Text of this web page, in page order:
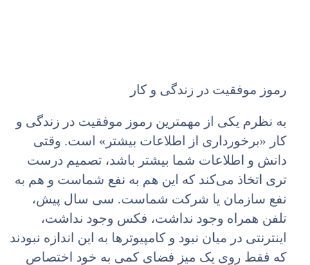
رموز موفقیت در زندگی و کار
به نظرم یکی از مهمترین رموز موفقیت در زندگی و
کار «برخورداری از اطلاعات بیشتر» است. وقتی
دانش و اطلاعات شما بیشتر باشد، تصمیم درست
تری اتخاذ می‌کند که این هم به نفع شماست و هم به
نفع سازمان یا شرکت شماست. سی سال پیش،
تلفن همراه وجود نداشت، فکس وجود نداشت،
اینترنتی در میان نبود و کامپیوترها به این اندازه نبودند
که فقط روی یک میز فضای کمی به خود اختصاص